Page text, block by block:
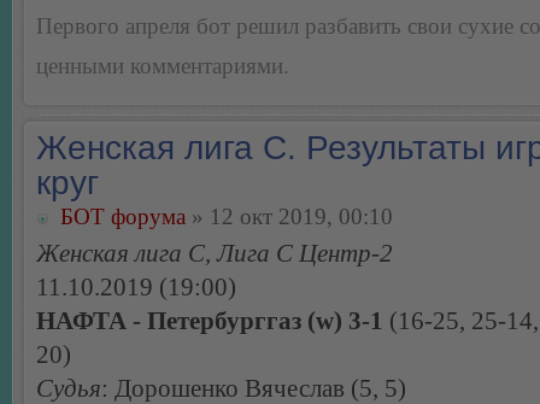
Первого апреля бот решил разбавить свои сухие
ценными комментариями.
Женская лига С. Результаты
круг
БОТ форума » 12 окт 2019, 00:10
Женская лига С, Лига С Центр-2
11.10.2019 (19:00)
НАФТА - Петербурггаз (w) 3-1 (16-25, 25-
20)
Судья: Дорошенко Вячеслав (5, 5)